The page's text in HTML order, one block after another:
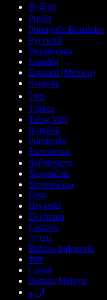
한국어
Polski
Português Brasileiro
Русский
Українська
Español
Español (México)
Svenska
ไทย
Türkçe
Tiếng Việt
Română
Português
Български
ქართული
Slovenčina
Slovenščina
Eesti
Hrvatski
Ελληνικά
Lietuvių
עברית
Bahasa Indonesia
বাংলা
Català
Bahasa Melayu
اردو